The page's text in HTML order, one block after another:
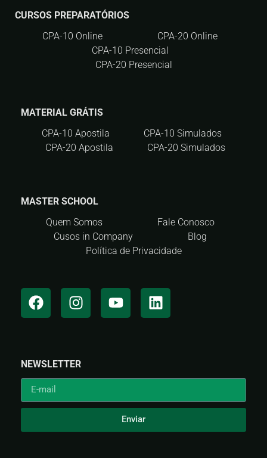
CURSOS PREPARATÓRIOS
CPA-10 Online
CPA-20 Online
CPA-10 Presencial
CPA-20 Presencial
MATERIAL GRÁTIS
CPA-10 Apostila
CPA-10 Simulados
CPA-20 Apostila
CPA-20 Simulados
MASTER SCHOOL
Quem Somos
Fale Conosco
Cusos in Company
Blog
Política de Privacidade
NEWSLETTER
Enviar